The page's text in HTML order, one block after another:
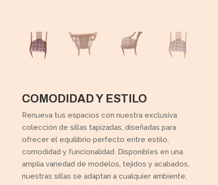
COMODIDAD Y ESTILO
Renueva tus espacios con nuestra exclusiva
colección de sillas tapizadas, diseñadas para
ofrecer el equilibrio perfecto entre estilo,
comodidad y funcionalidad. Disponibles en una
amplia variedad de modelos, tejidos y acabados,
nuestras sillas se adaptan a cualquier ambiente,